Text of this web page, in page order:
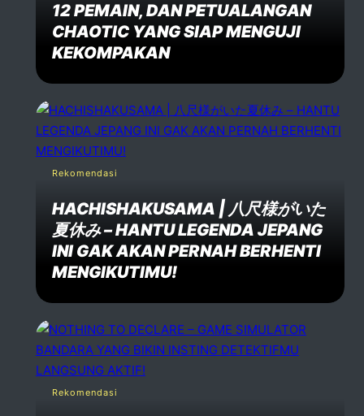
Post Comment
12 PEMAIN, DAN PETUALANGAN
CHAOTIC YANG SIAP MENGUJI
KEKOMPAKAN
Rekomendasi
HACHISHAKUSAMA | 八尺様がいた
夏休み – HANTU LEGENDA JEPANG
INI GAK AKAN PERNAH BERHENTI
MENGIKUTIMU!
Rekomendasi